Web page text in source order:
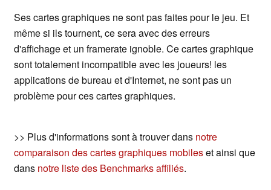
Ses cartes graphiques ne sont pas faites pour le jeu. Et
même si ils tournent, ce sera avec des erreurs
d'affichage et un framerate ignoble. Ce cartes graphique
sont totalement incompatible avec les joueurs! les
applications de bureau et d'Internet, ne sont pas un
problème pour ces cartes graphiques.
>> Plus d'informations sont à trouver dans notre
comparaison des cartes graphiques mobileset ainsi que
dans notre liste des Benchmarks affiliés.